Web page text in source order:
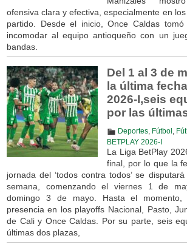
ofensiva clara y efectiva, especialmente en
partido. Desde el inicio, Once Caldas
incomodar al equipo antioqueño con un
bandas.
Del 1 al 3 de
la última
2026-I,seis
por las
Deportes, Fútbol
BETPLAY 2026-I
La Liga BetPlay
final, por lo que la
jornada del ‘todos contra todos’ se
semana, comenzando el viernes 1 de
domingo 3 de mayo. Hasta el momento,
presencia en los playoffs Nacional, Pasto,
de Cali y Once Caldas. Por su parte, seis
últimas dos plazas,